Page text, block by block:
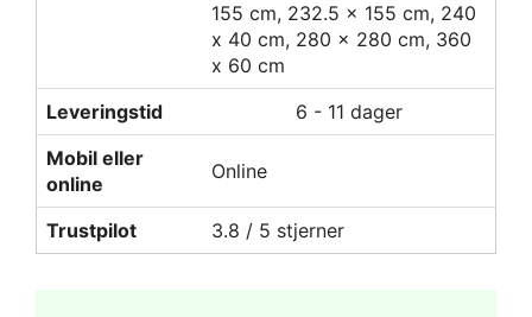
155 cm, 232.5 x 155 cm, 240
x 40 cm, 280 x 280 cm, 360
x 60 cm
Leveringstid
6 - 11 dager
Mobil eller
online
Online
Trustpilot 3.8 / 5 stjerner